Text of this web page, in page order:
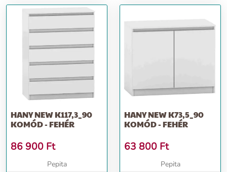
HANY NEW K117,3_90
KOMÓD - FEHÉR
86 900 Ft
Pepita
HANY NEW K73,5_90
KOMÓD - FEHÉR
63 800 Ft
Pepita